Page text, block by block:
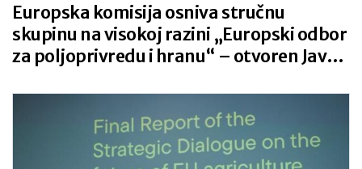
Europska komisija osniva stručnu
skupinu na visokoj razini „Europski odbor
za poljoprivredu i hranu“ – otvoren Javni